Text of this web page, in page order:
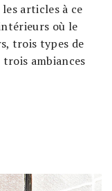
articles à ce
où le
trois types de
ambiances